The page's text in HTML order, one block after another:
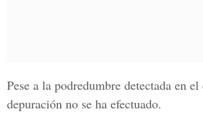
Pese a la podredumbre detectada en
depuración no se ha efectuado.